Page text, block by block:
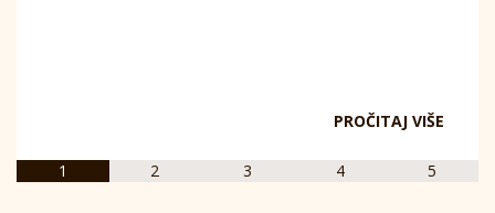
PROČITAJ VIŠE
1 2 3 4 5